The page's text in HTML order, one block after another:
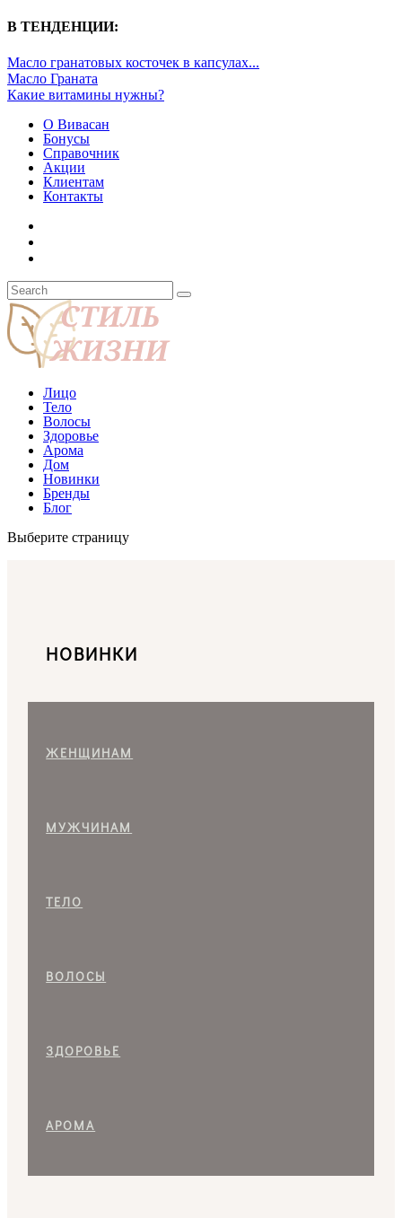
В ТЕНДЕНЦИИ:
Масло гранатовых косточек в капсулах...
Масло Граната
Какие витамины нужны?
О Вивасан
Бонусы
Справочник
Акции
Клиентам
Контакты
Лицо
Тело
Волосы
Здоровье
Арома
Дом
Новинки
Бренды
Блог
Выберите страницу
НОВИНКИ
ЖЕНЩИНАМ
МУЖЧИНАМ
ТЕЛО
ВОЛОСЫ
ЗДОРОВЬЕ
АРОМА